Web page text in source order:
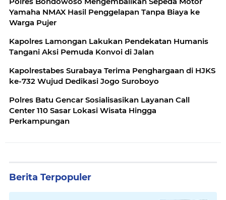
Yamaha NMAX Hasil Penggelapan Tanpa Biaya ke
Warga Pujer
Kapolres Lamongan Lakukan Pendekatan Humanis
Tangani Aksi Pemuda Konvoi di Jalan
Kapolrestabes Surabaya Terima Penghargaan di HJKS
ke-732 Wujud Dedikasi Jogo Suroboyo
Polres Batu Gencar Sosialisasikan Layanan Call
Center 110 Sasar Lokasi Wisata Hingga
Perkampungan
Berita Terpopuler